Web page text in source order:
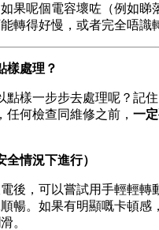
果呢個電容壞咗（例如睇
轉得好慢，或者完全唔識
樣處理？
點樣一步步去處理呢？記
何檢查同維修之前， 一
情況下進行）
電後，可以嘗試用手輕輕轉
暢。如果有明顯嘅卡頓感
。